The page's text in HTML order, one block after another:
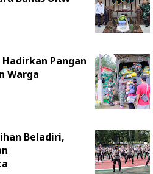
Pangan
Warga
Beladiri,